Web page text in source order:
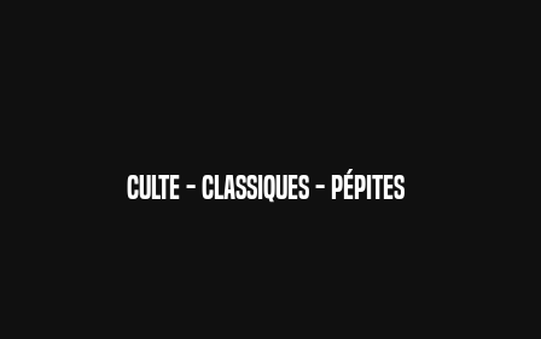
CULTE - CLASSIQUES - PÉPITES